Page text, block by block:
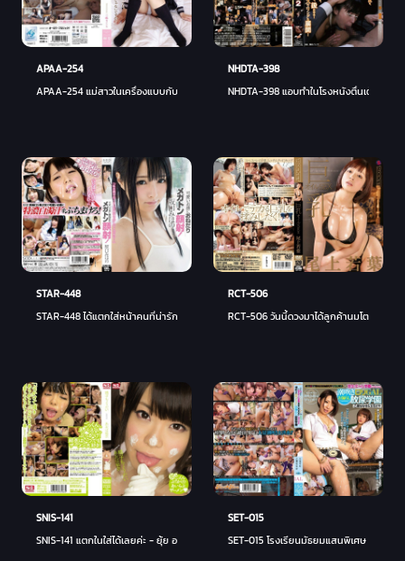
APAA-254
APAA-254 แม่สาวในเครื่องแบบกับการตามหารักแท้
NHDTA-398
NHDTA-398 แอบทำในโรงหนังตื่นเต้นชะมัด
STAR-448
STAR-448 ได้แตกใส่หน้าคนที่น่ารักขนาดนี้ - มิโฮโนะ (มิโฮโนะ ซาคากุจิ)
RCT-506
RCT-506 วันนี้ดวงมาได้ลูกค้านมโต - วาคาบะ
SNIS-141
SNIS-141 แตกในใส่ได้เลยค่ะ - ยุ้ย อาโอบะ
SET-015
SET-015 โรงเรียนมัธยมแสนพิเศษ - ทาจิบา